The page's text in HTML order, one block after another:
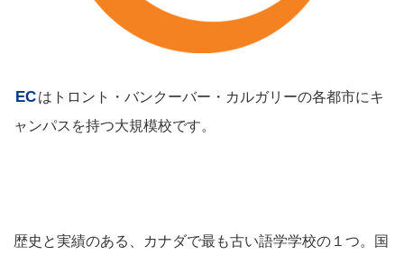
ECはトロント・バンクーバー・カルガリーの各都市にキ
ャンパスを持つ大規模校です。
歴史と実績のある、カナダで最も古い語学学校の１つ。国